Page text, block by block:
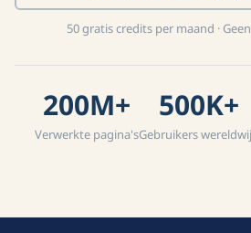
50 gratis credits per maand ·
200M+
Verwerkte pagina's
500K+
Gebruikers